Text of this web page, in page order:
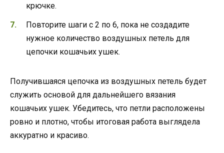
крючке.
Повторите шаги с 2 по 6, пока не создадите
нужное количество воздушных петель для
цепочки кошачьих ушек.
Получившаяся цепочка из воздушных петель будет
служить основой для дальнейшего вязания
кошачьих ушек. Убедитесь, что петли расположены
ровно и плотно, чтобы итоговая работа выглядела
аккуратно и красиво.